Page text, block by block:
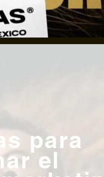
para
el